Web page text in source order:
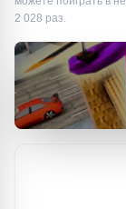
2 028 раз.